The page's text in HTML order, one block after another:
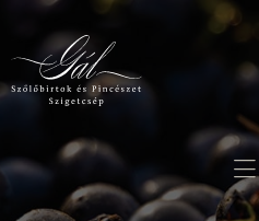
Rólunk
Birtokaink
Shop
Kapcsolat